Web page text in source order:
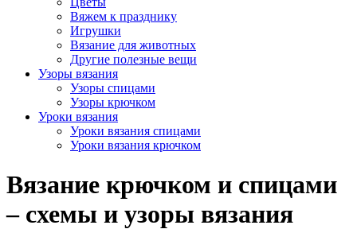
Вяжем к празднику
Игрушки
Вязание для животных
Другие полезные вещи
Узоры вязания
Узоры спицами
Узоры крючком
Уроки вязания
Уроки вязания спицами
Уроки вязания крючком
Вязание крючком и спицами
– схемы и узоры вязания